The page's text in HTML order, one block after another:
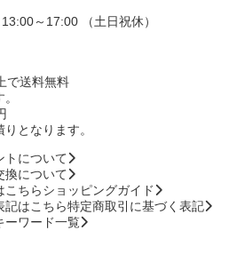
～17:00 （土日祝休）
で送料無料
となります。
トについて
換について
ショッピングガイド
特定商取引に基づく表記
ーワード一覧